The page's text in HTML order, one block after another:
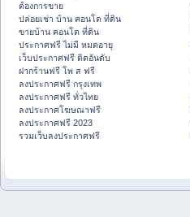
ต้องการขาย
ปล่อยเช่า บ้าน คอนโด ที่ดิน
ขายบ้าน คอนโด ที่ดิน
ประกาศฟรี ไม่มี หมดอายุ
เว็บประกาศฟรี ติดอันดับ
ฝากร้านฟรี โพ ส ฟรี
ลงประกาศฟรี กรุงเทพ
ลงประกาศฟรี ทั่วไทย
ลงประกาศโฆษณาฟรี
ลงประกาศฟรี 2023
รวมเว็บลงประกาศฟรี